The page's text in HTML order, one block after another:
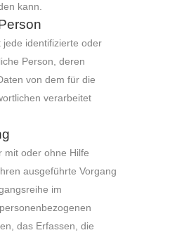
kann.
jede identifizierte oder
Person, deren
von dem für die
verarbeitet
mit oder ohne Hilfe
ausgeführte Vorgang
im
das Erfassen, die